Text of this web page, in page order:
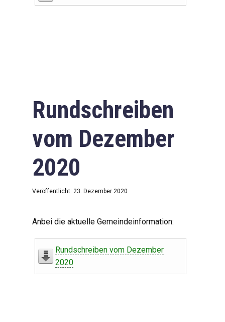
Rundschreiben
vom Dezember
2020
Veröffentlicht: 23. Dezember 2020
Anbei die aktuelle Gemeindeinformation:
Rundschreiben vom Dezember
2020